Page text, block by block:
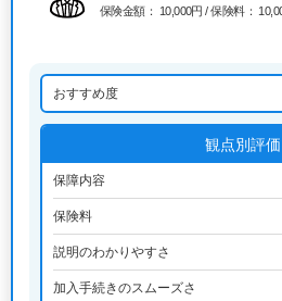
保険金額： 10,000円 / 保険料：
おすすめ度
観点別評価
保障内容
保険料
説明のわかりやすさ
加入手続きのスムーズさ